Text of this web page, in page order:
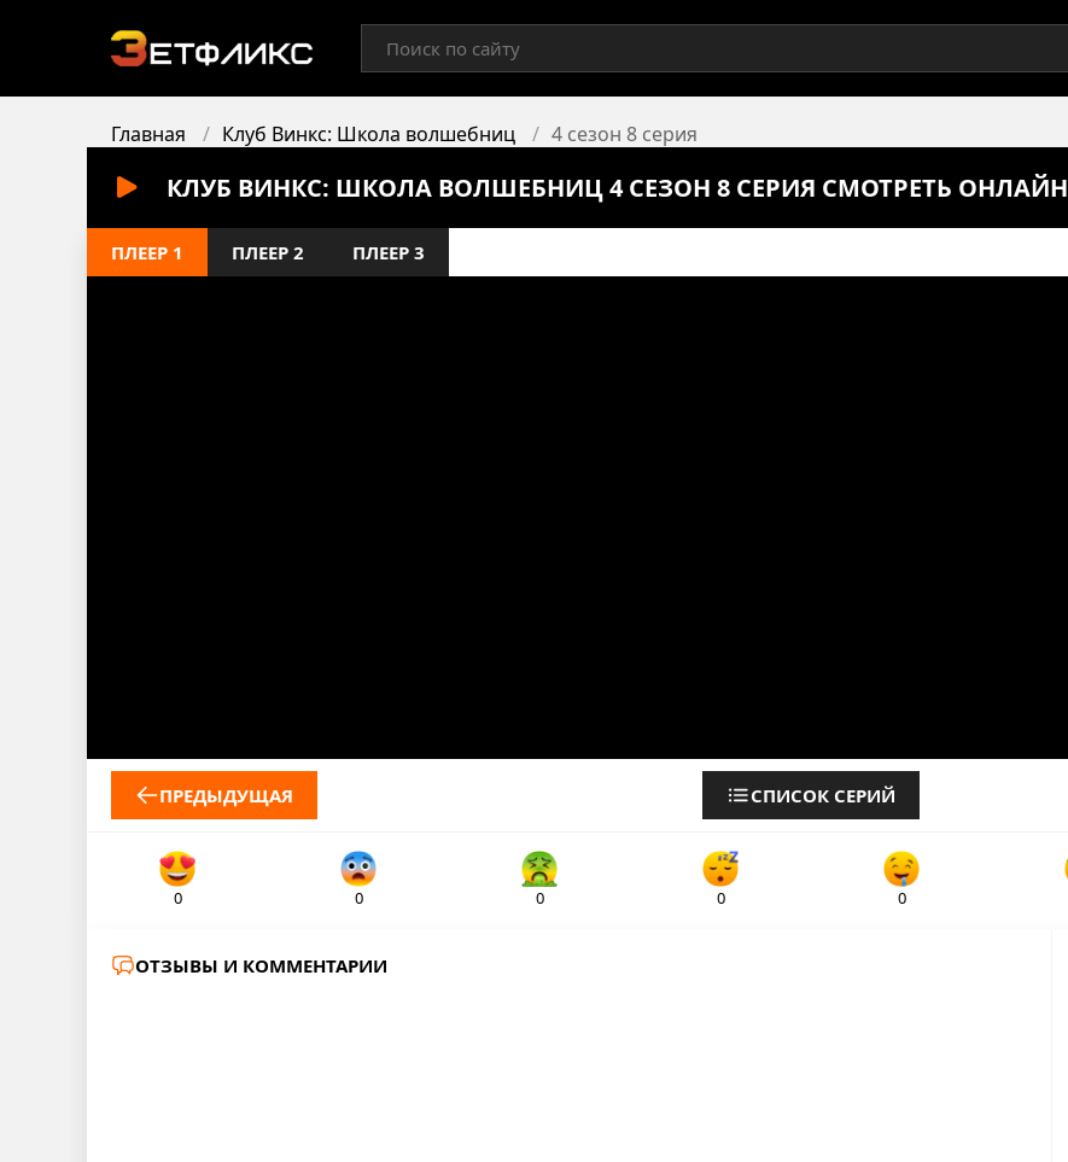
Главная Клуб Винкс: Школа волшебниц 4 сезон 8 серия
КЛУБ ВИНКС: ШКОЛА ВОЛШЕБНИЦ 4 СЕЗОН 8 СЕРИЯ СМОТРЕТЬ ОНЛАЙН
ПЛЕЕР 1 ПЛЕЕР 2 ПЛЕЕР 3
ПРЕДЫДУЩАЯ СПИСОК СЕРИЙ
0 0 0 0 0
ОТЗЫВЫ И КОММЕНТАРИИ